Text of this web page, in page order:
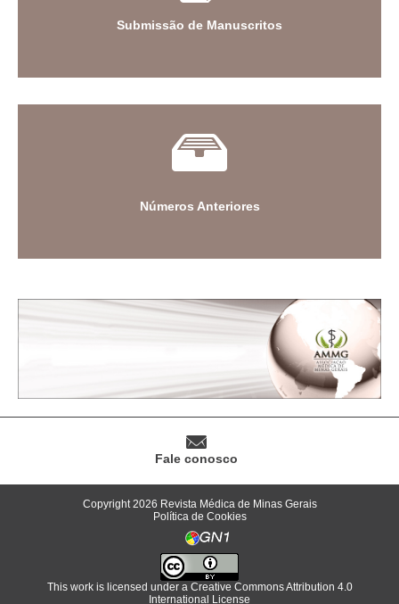
Submissão de Manuscritos
Números Anteriores
Fale conosco
Copyright 2026 Revista Médica de Minas Gerais
Política de Cookies
This work is licensed under a Creative Commons Attribution 4.0
International License